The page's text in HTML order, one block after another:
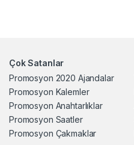
Çok Satanlar
Promosyon 2020 Ajandalar
Promosyon Kalemler
Promosyon Anahtarlıklar
Promosyon Saatler
Promosyon Çakmaklar